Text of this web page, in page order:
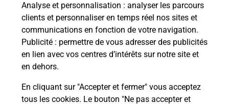
Analyse et personnalisation : analyser les parcours
clients et personnaliser en temps réel nos sites et
communications en fonction de votre navigation.
Publicité : permettre de vous adresser des publicités
en lien avec vos centres d’intérêts sur notre site et
en dehors.
En cliquant sur "Accepter et fermer" vous acceptez
tous les cookies. Le bouton "Ne pas accepter et
Besoin d’un système de téléassistance à l’intérieur
et/ou à l’extérieur de votre domicile ? Découvrez
les offres téléalarme dans votre bureau de Poste à
AUGNY.